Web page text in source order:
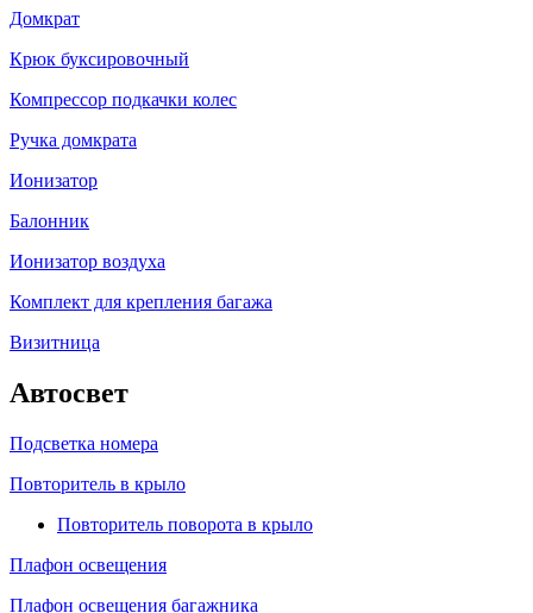
Домкрат
Крюк буксировочный
Компрессор подкачки колес
Ручка домкрата
Ионизатор
Балонник
Ионизатор воздуха
Комплект для крепления багажа
Визитница
Автосвет
Подсветка номера
Повторитель в крыло
Повторитель поворота в крыло
Плафон освещения
Плафон освещения багажника